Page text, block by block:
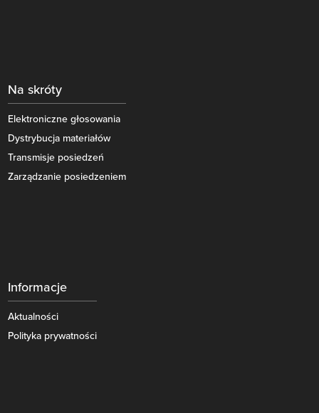
Na skróty
Elektroniczne głosowania
Dystrybucja materiałów
Transmisje posiedzeń
Zarządzanie posiedzeniem
Informacje
Aktualności
Polityka prywatności